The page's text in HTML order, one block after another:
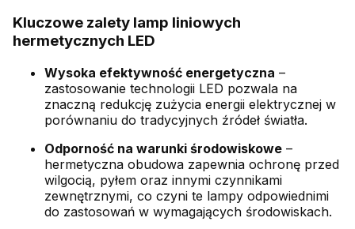
Kluczowe zalety lamp liniowych
hermetycznych LED
Wysoka efektywność energetyczna –
zastosowanie technologii LED pozwala na
znaczną redukcję zużycia energii elektrycznej w
porównaniu do tradycyjnych źródeł światła.
Odporność na warunki środowiskowe –
hermetyczna obudowa zapewnia ochronę przed
wilgocią, pyłem oraz innymi czynnikami
zewnętrznymi, co czyni te lampy odpowiednimi
do zastosowań w wymagających środowiskach.